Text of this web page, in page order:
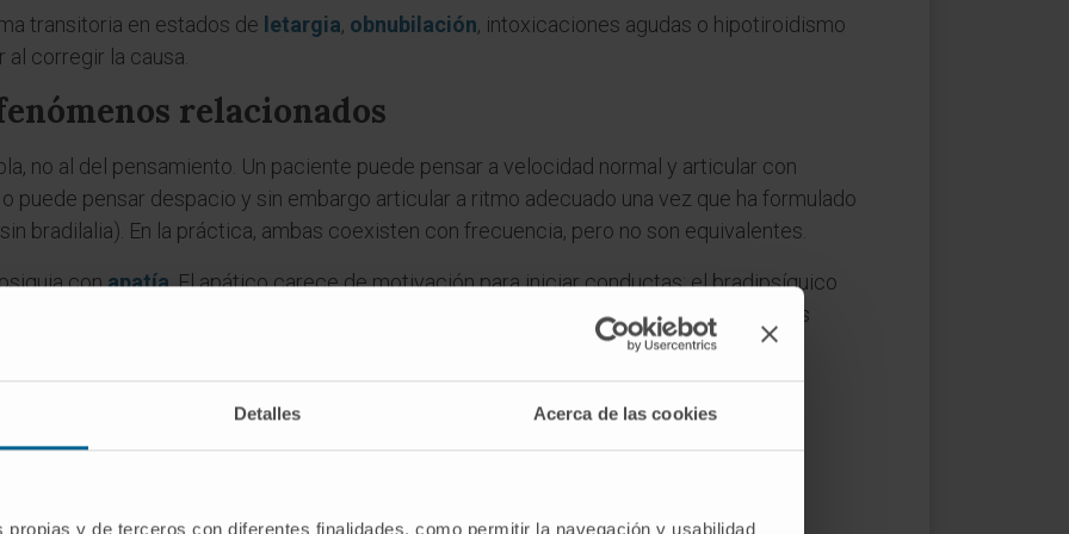
Detalles Acerca de las cookies
propias y de terceros con diferentes finalidades, como permitir la navegación y usabilidad
transitoria en estados de letargia, obnubilación, intoxicaciones agudas o hipotiroidismo
corregir la causa.
relacionados
no al del pensamiento. Un paciente puede pensar a velocidad normal y articular con
puede pensar despacio y sin embargo articular a ritmo adecuado una vez que ha formulado
bradilalia). En la práctica, ambas coexisten con frecuencia, pero no son equivalentes.
conapatía. El apático carece de motivación para iniciar conductas; el bradipsíquico
tiempo del que le gustaría. La superposición es frecuente en la depresión y en algunos
conceptual es distinto.
bradipsiquia?
ψυχή (psychḗ, «mente», «alma»). Literalmente: «mente lenta».